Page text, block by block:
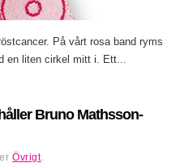
På vårt rosa band ryms
en liten cirkel mitt i. Ett...
Bruno Mathsson-
Övrigt.